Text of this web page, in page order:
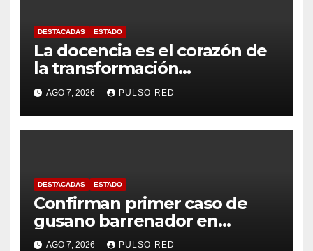
DESTACADAS ESTADO
La docencia es el corazón de
la transformación
universitaria: Rector de la
UATx
AGO 7, 2026 PULSO-RED
DESTACADAS ESTADO
Confirman primer caso de
gusano barrenador en
humano en Tlaxcala
AGO 7, 2026 PULSO-RED